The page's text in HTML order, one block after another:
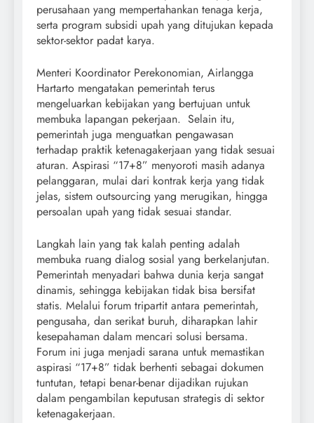
perusahaan yang mempertahankan tenaga kerja,
serta program subsidi upah yang ditujukan kepada
sektor-sektor padat karya.
Menteri Koordinator Perekonomian, Airlangga
Hartarto mengatakan pemerintah terus
mengeluarkan kebijakan yang bertujuan untuk
membuka lapangan pekerjaan. Selain itu,
pemerintah juga menguatkan pengawasan
terhadap praktik ketenagakerjaan yang tidak sesuai
aturan. Aspirasi “17+8” menyoroti masih adanya
pelanggaran, mulai dari kontrak kerja yang tidak
jelas, sistem outsourcing yang merugikan, hingga
persoalan upah yang tidak sesuai standar.
Langkah lain yang tak kalah penting adalah
membuka ruang dialog sosial yang berkelanjutan.
Pemerintah menyadari bahwa dunia kerja sangat
dinamis, sehingga kebijakan tidak bisa bersifat
statis. Melalui forum tripartit antara pemerintah,
pengusaha, dan serikat buruh, diharapkan lahir
kesepahaman dalam mencari solusi bersama.
Forum ini juga menjadi sarana untuk memastikan
aspirasi “17+8” tidak berhenti sebagai dokumen
tuntutan, tetapi benar-benar dijadikan rujukan
dalam pengambilan keputusan strategis di sektor
ketenagakerjaan.